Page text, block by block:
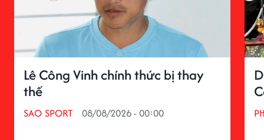
Lê Công Vinh chính thức bị thay
thế
SAO SPORT 08/08/2026 - 00:00